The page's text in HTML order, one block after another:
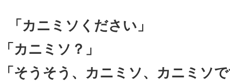
「カニミソください」
「カニミソ？」
「そうそう、カニミソ、カニミソ